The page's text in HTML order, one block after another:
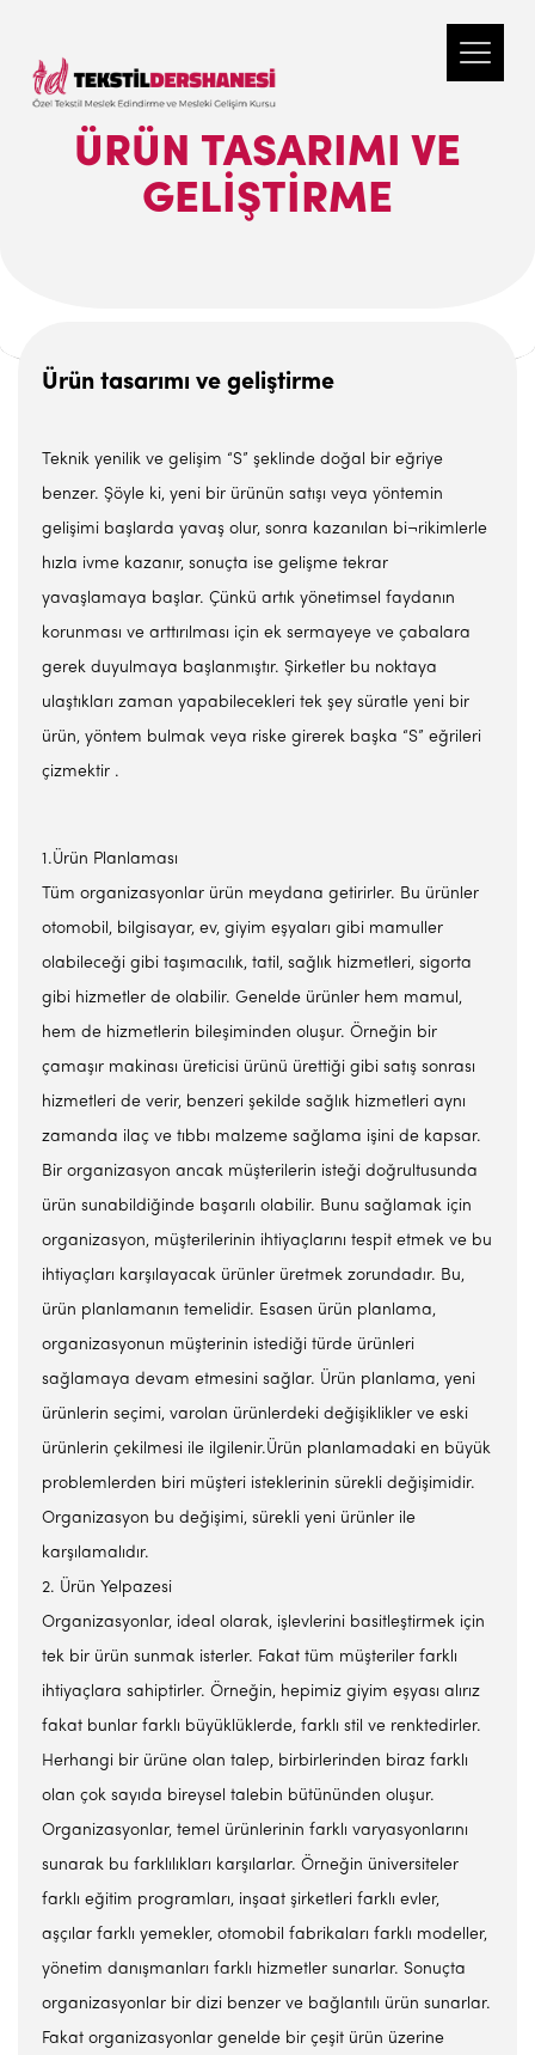
ÜRÜN TASARIMI VE
GELIŞTIRME
Ürün tasarımı ve geliştirme
Teknik yenilik ve gelişim “S” şeklinde doğal bir eğriye
benzer. Şöyle ki, yeni bir ürünün satışı veya yöntemin
gelişimi başlarda yavaş olur, sonra kazanılan bi¬rikimlerle
hızla ivme kazanır, sonuçta ise gelişme tekrar
yavaşlamaya başlar. Çünkü artık yönetimsel faydanın
korunması ve arttırılması için ek sermayeye ve çabalara
gerek duyulmaya başlanmıştır. Şirketler bu noktaya
ulaştıkları zaman yapabilecekleri tek şey süratle yeni bir
ürün, yöntem bulmak veya riske girerek başka “S” eğrileri
çizmektir .
1.Ürün Planlaması
Tüm organizasyonlar ürün meydana getirirler. Bu ürünler
otomobil, bilgisayar, ev, giyim eşyaları gibi mamuller
olabileceği gibi taşımacılık, tatil, sağlık hizmetleri, sigorta
gibi hizmetler de olabilir. Genelde ürünler hem mamul,
hem de hizmetlerin bileşiminden oluşur. Örneğin bir
çamaşır makinası üreticisi ürünü ürettiği gibi satış sonrası
hizmetleri de verir, benzeri şekilde sağlık hizmetleri aynı
zamanda ilaç ve tıbbı malzeme sağlama işini de kapsar.
Bir organizasyon ancak müşterilerin isteği doğrultusunda
ürün sunabildiğinde başarılı olabilir. Bunu sağlamak için
organizasyon, müşterilerinin ihtiyaçlarını tespit etmek ve bu
ihtiyaçları karşılayacak ürünler üretmek zorundadır. Bu,
ürün planlamanın temelidir. Esasen ürün planlama,
organizasyonun müşterinin istediği türde ürünleri
sağlamaya devam etmesini sağlar. Ürün planlama, yeni
ürünlerin seçimi, varolan ürünlerdeki değişiklikler ve eski
ürünlerin çekilmesi ile ilgilenir.Ürün planlamadaki en büyük
problemlerden biri müşteri isteklerinin sürekli değişimidir.
Organizasyon bu değişimi, sürekli yeni ürünler ile
karşılamalıdır.
2. Ürün Yelpazesi
Organizasyonlar, ideal olarak, işlevlerini basitleştirmek için
tek bir ürün sunmak isterler. Fakat tüm müşteriler farklı
ihtiyaçlara sahiptirler. Örneğin, hepimiz giyim eşyası alırız
fakat bunlar farklı büyüklüklerde, farklı stil ve renktedirler.
Herhangi bir ürüne olan talep, birbirlerinden biraz farklı
olan çok sayıda bireysel talebin bütününden oluşur.
Organizasyonlar, temel ürünlerinin farklı varyasyonlarını
sunarak bu farklılıkları karşılarlar. Örneğin üniversiteler
farklı eğitim programları, inşaat şirketleri farklı evler,
aşçılar farklı yemekler, otomobil fabrikaları farklı modeller,
yönetim danışmanları farklı hizmetler sunarlar. Sonuçta
organizasyonlar bir dizi benzer ve bağlantılı ürün sunarlar.
Fakat organizasyonlar genelde bir çeşit ürün üzerine